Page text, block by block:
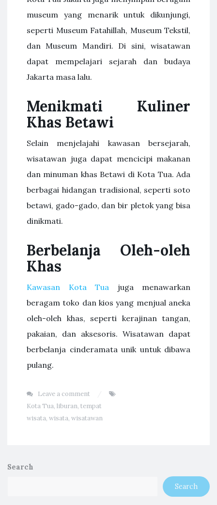
museum yang menarik untuk dikunjungi,
seperti Museum Fatahillah, Museum Tekstil,
dan Museum Mandiri. Di sini, wisatawan
dapat mempelajari sejarah dan budaya
Jakarta masa lalu.
Menikmati Kuliner
Khas Betawi
Selain menjelajahi kawasan bersejarah,
wisatawan juga dapat mencicipi makanan
dan minuman khas Betawi di Kota Tua. Ada
berbagai hidangan tradisional, seperti soto
betawi, gado-gado, dan bir pletok yang bisa
dinikmati.
Berbelanja Oleh-oleh
Khas
Kawasan Kota Tua juga menawarkan
beragam toko dan kios yang menjual aneka
oleh-oleh khas, seperti kerajinan tangan,
pakaian, dan aksesoris. Wisatawan dapat
berbelanja cinderamata unik untuk dibawa
pulang.
Leave a comment
Kota Tua, liburan, tempat
wisata, wisata, wisatawan
Search
Search